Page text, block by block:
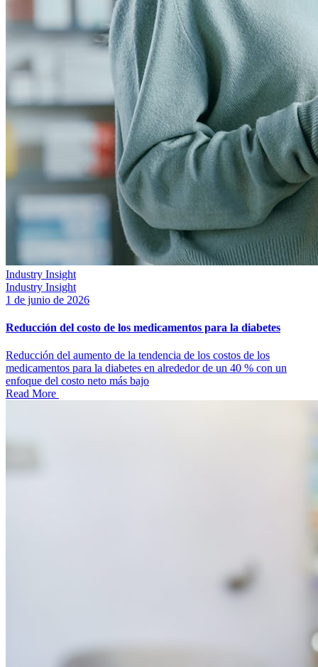
Industry Insight
Industry Insight
1 de junio de 2026
Reducción del costo de los medicamentos para la diabetes
Reducción del aumento de la tendencia de los costos de los
medicamentos para la diabetes en alrededor de un 40 % con un
enfoque del costo neto más bajo
Read More